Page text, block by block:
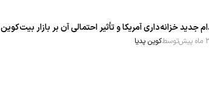
جدید خزانه‌داری آمریکا و تأثیر احتمالی آن بر بازار بیت‌کوین
پیش توسطکوین پدیا